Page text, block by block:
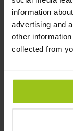
information
advertising and
other
collected from
Dawson MI.
10637381.